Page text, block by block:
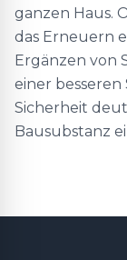
ganzen Haus.
das Erneuern
Ergänzen von
einer besseren
Sicherheit
Bausubstanz